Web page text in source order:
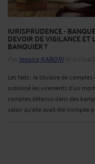
JURISPRUDENCE -
DEVOIR DE VIGILANCE
BANQUIER ?
Par Jessica KABORI le 02/04/
Les faits : la titulaire de
ordonné les virements d'un
comptes détenus dans des
valoir qu'elle avait été trompée